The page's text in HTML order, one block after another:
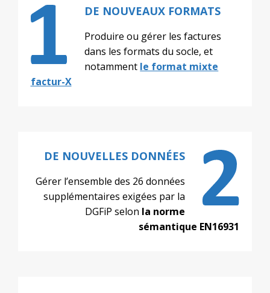
DE NOUVEAUX FORMATS
Produire ou gérer les factures
dans les formats du socle, et
notamment le format mixte
factur-X
DE NOUVELLES DONNÉES
Gérer l’ensemble des 26 données
supplémentaires exigées par la
DGFiP selon la norme
sémantique EN16931